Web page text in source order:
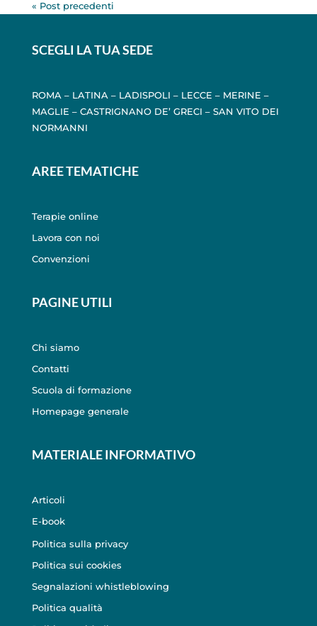
« Post precedenti
SCEGLI LA TUA SEDE
ROMA – LATINA – LADISPOLI – LECCE – MERINE –
MAGLIE – CASTRIGNANO DE’ GRECI – SAN VITO DEI
NORMANNI
AREE TEMATICHE
Terapie online
Lavora con noi
Convenzioni
PAGINE UTILI
Chi siamo
Contatti
Scuola di formazione
Homepage generale
MATERIALE INFORMATIVO
Articoli
E-book
Politica sulla privacy
Politica sui cookies
Segnalazioni whistleblowing
Politica qualità